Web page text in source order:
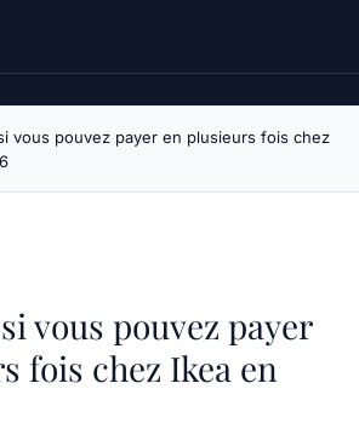
vous pouvez payer en plusieurs fois chez
vous pouvez payer
fois chez Ikea en